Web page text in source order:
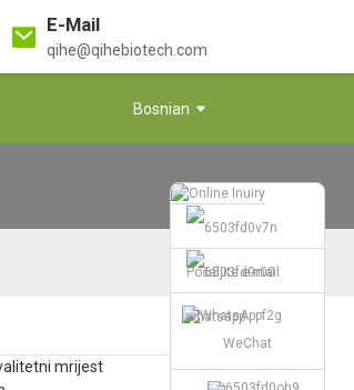
E-Mail
qihe@qihebiotech.com
Bosnian
Pošaljite e-mail
whatsapp
WeChat